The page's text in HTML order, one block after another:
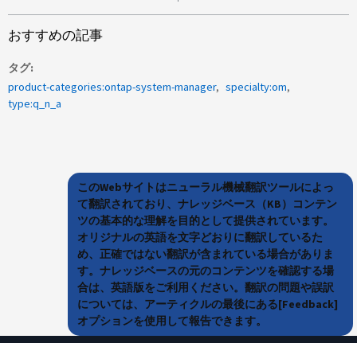
おすすめの記事
タグ
product-categories:ontap-system-manager
specialty:om
type:q_n_a
このWebサイトはニューラル機械翻訳ツールによっ
て翻訳されており、ナレッジベース（KB）コンテン
ツの基本的な理解を目的として提供されています。
オリジナルの英語を文字どおりに翻訳しているた
め、正確ではない翻訳が含まれている場合がありま
す。ナレッジベースの元のコンテンツを確認する場
合は、英語版をご利用ください。翻訳の問題や誤訳
については、アーティクルの最後にある[Feedback]
オプションを使用して報告できます。